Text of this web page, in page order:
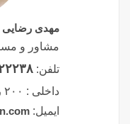
مهدی رضایی
مشاور و
تلفن:
داخلی : ۲۰۰ را شماره گیری فرمائید
ایمیل: